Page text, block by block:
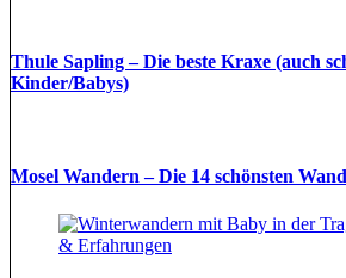
Thule Sapling – Die beste Kraxe (auch
Kinder/Babys)
Mosel Wandern – Die 14 schönsten